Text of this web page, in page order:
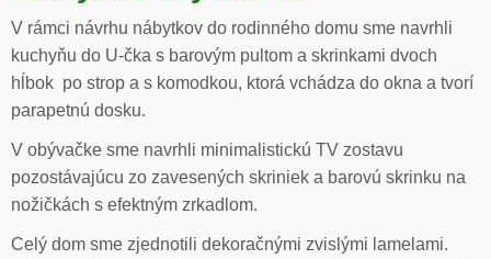
V rámci návrhu nábytkov do rodinného domu sme navrhli
kuchyňu do U-čka s barovým pultom a skrinkami dvoch
hĺbok po strop a s komodkou, ktorá vchádza do okna a tvorí
parapetnú dosku.
V obývačke sme navrhli minimalistickú TV zostavu
pozostávajúcu zo zavesených skriniek a barovú skrinku na
nožičkách s efektným zrkadlom.
Celý dom sme zjednotili dekoračnými zvislými lamelami.